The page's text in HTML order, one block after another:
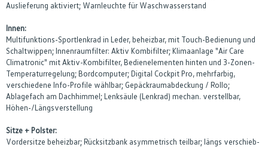
Auslieferung aktiviert; Warnleuchte für Waschwasserstand
Innen:
Multifunktions-Sportlenkrad in Leder, beheizbar, mit Touch-Bedienung und
Schaltwippen; Innenraumfilter: Aktiv Kombifilter; Klimaanlage "Air Care
Climatronic" mit Aktiv-Kombifilter, Bedienelementen hinten und 3-Zonen-
Temperaturregelung; Bordcomputer; Digital Cockpit Pro, mehrfarbig,
verschiedene Info-Profile wählbar; Gepäckraumabdeckung / Rollo;
Ablagefach am Dachhimmel; Lenksäule (Lenkrad) mechan. verstellbar,
Höhen-/Längsverstellung
Sitze + Polster:
Vordersitze beheizbar; Rücksitzbank asymmetrisch teilbar; längs verschieb-